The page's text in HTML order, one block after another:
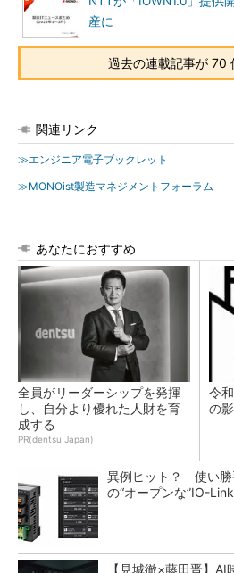
産に
過去の連載記事が 70
関連リンク
≫エンジニア電子ブックレット
≫MONOist製造マネジメントフォーラム
あなたにおすすめ
全員がリーダーシップを発揮
し、自分より優れた人財を育
成する
PR(dentsu Japan)
令
の
異例ヒット？ 使い勝
の“オープンな”IO-
【見城徹×藤田晋】